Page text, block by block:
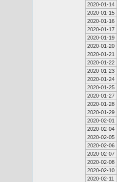
2020-01-14
2020-01-15
2020-01-16
2020-01-17
2020-01-19
2020-01-20
2020-01-21
2020-01-22
2020-01-23
2020-01-24
2020-01-25
2020-01-27
2020-01-28
2020-01-29
2020-02-01
2020-02-04
2020-02-05
2020-02-06
2020-02-07
2020-02-08
2020-02-10
2020-02-11